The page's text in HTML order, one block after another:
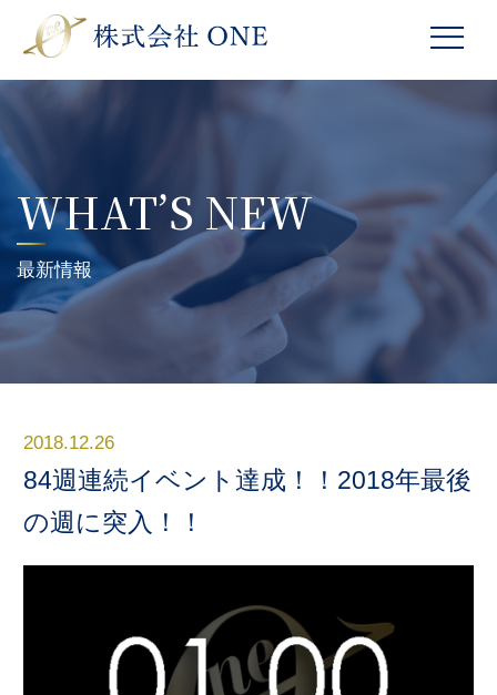
WHAT’S NEW
最新情報
2018.12.26
84週連続イベント達成！！2018年最後
の週に突入！！